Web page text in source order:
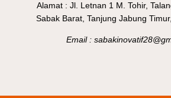
Alamat : Jl. Letnan 1 M. Tohir,
Sabak Barat, Tanjung Jabung
Email :